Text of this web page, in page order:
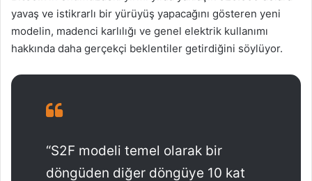
yavaş ve istikrarlı bir yürüyüş yapacağını gösteren yeni
modelin, madenci karlılığı ve genel elektrik kullanımı
hakkında daha gerçekçi beklentiler getirdiğini söylüyor.
“S2F modeli temel olarak bir
döngüden diğer döngüye 10 kat